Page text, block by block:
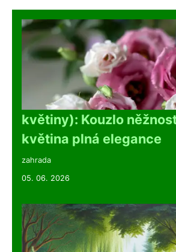
květiny): Kouzlo
květina plná elegance
zahrada
05. 06. 2026